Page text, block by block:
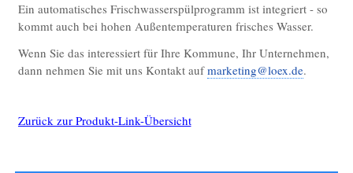
Ein automatisches Frischwasserspülprogramm ist integriert - so
kommt auch bei hohen Außentemperaturen frisches Wasser.
Wenn Sie das interessiert für Ihre Kommune, Ihr Unternehmen,
dann nehmen Sie mit uns Kontakt aufmarketing@loex.de.
Zurück zur Produkt-Link-Übersicht